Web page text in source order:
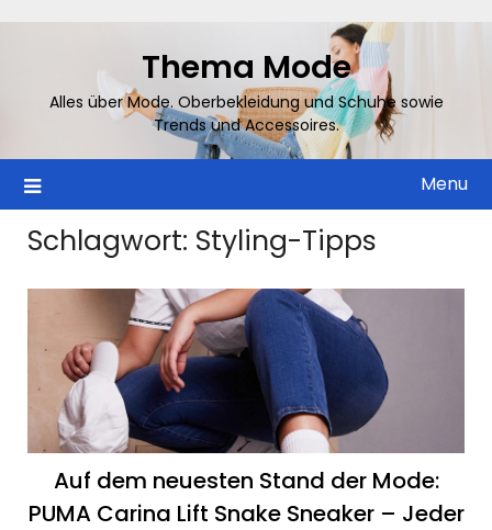
Thema Mode
Alles über Mode. Oberbekleidung und Schuhe sowie
Trends und Accessoires.
Menu
Schlagwort: Styling-Tipps
Auf dem neuesten Stand der Mode:
PUMA Carina Lift Snake Sneaker – Jeder